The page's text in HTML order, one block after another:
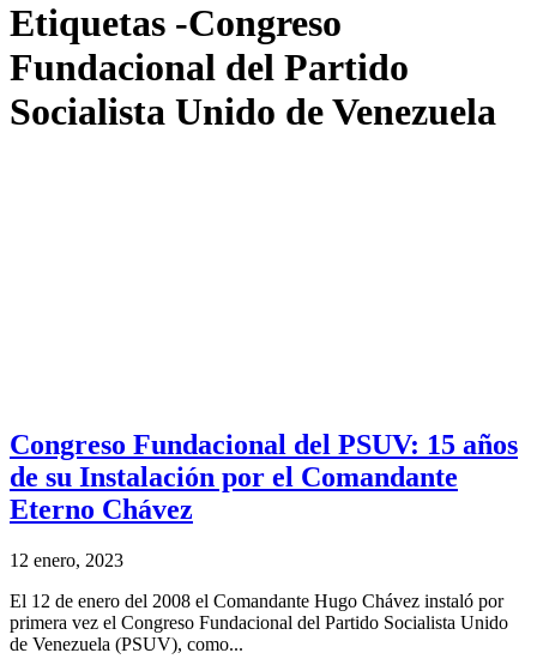
Etiquetas -Congreso
Fundacional del Partido
Socialista Unido de Venezuela
Congreso Fundacional del PSUV: 15 años
de su Instalación por el Comandante
Eterno Chávez
12 enero, 2023
El 12 de enero del 2008 el Comandante Hugo Chávez instaló por
primera vez el Congreso Fundacional del Partido Socialista Unido
de Venezuela (PSUV), como...